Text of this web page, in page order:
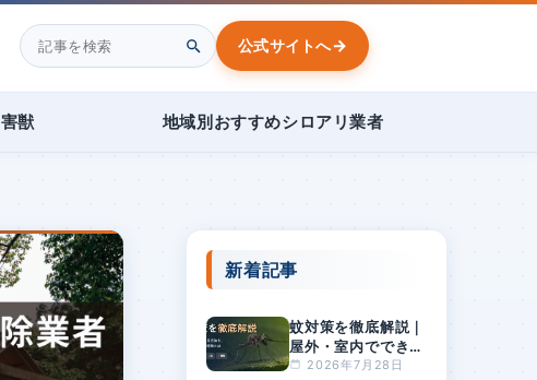
公式サイトへ→
獣 地域別おすすめシロアリ業者
新着記事
蚊対策を徹底解説｜
屋外・室内でできる
方法と、刺されやす
2026年7月28日